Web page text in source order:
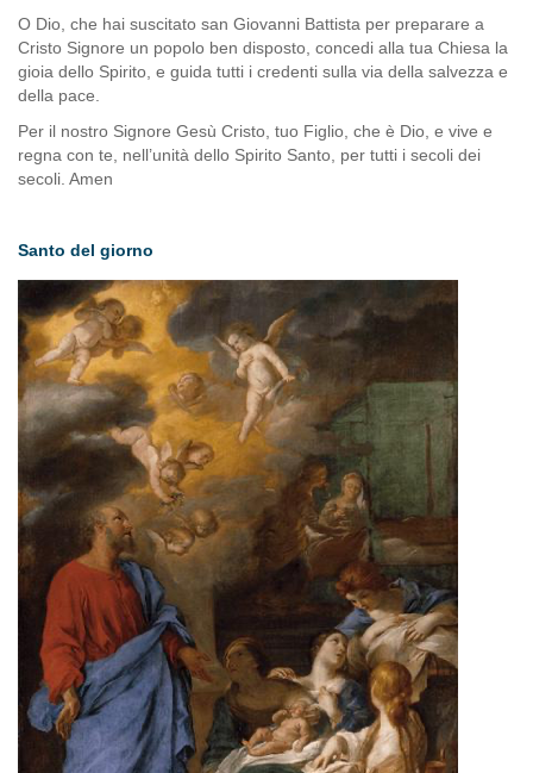
O Dio, che hai suscitato san Giovanni Battista per preparare a
Cristo Signore un popolo ben disposto, concedi alla tua Chiesa la
gioia dello Spirito, e guida tutti i credenti sulla via della salvezza e
della pace.
Per il nostro Signore Gesù Cristo, tuo Figlio, che è Dio, e vive e
regna con te, nell’unità dello Spirito Santo, per tutti i secoli dei
secoli. Amen
Santo del giorno